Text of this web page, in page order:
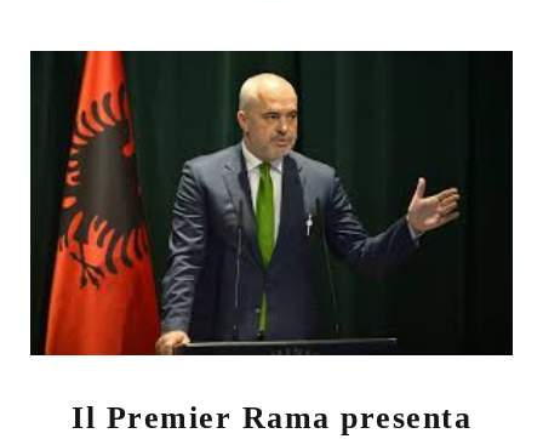
Il Premier Rama presenta